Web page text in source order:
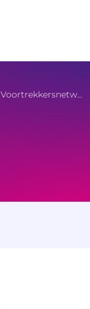
Voortrekkersnetwerk bouwt aan toekomstbestendige sociale infrastructuur